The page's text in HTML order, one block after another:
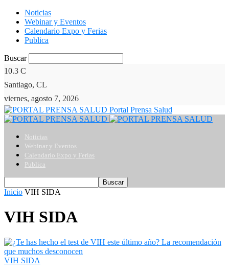
Noticias
Webinar y Eventos
Calendario Expo y Ferias
Publica
Buscar
10.3 C
Santiago, CL
viernes, agosto 7, 2026
Portal Prensa Salud
Noticias
Webinar y Eventos
Calendario Expo y Ferias
Publica
Inicio VIH SIDA
VIH SIDA
VIH SIDA